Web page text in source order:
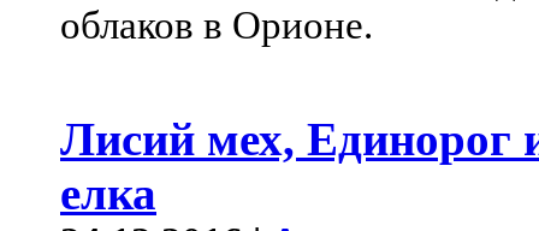
облаков в Орионе.
Лисий мех, Единорог
елка